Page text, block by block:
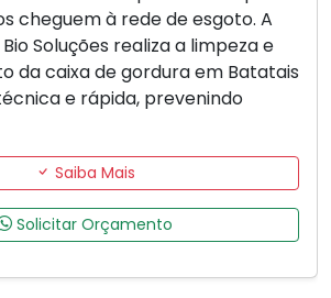
cheguem à rede de esgoto. A
Soluções realiza a limpeza e
da caixa de gordura em Batatais
e rápida, prevenindo
Saiba Mais
Solicitar Orçamento